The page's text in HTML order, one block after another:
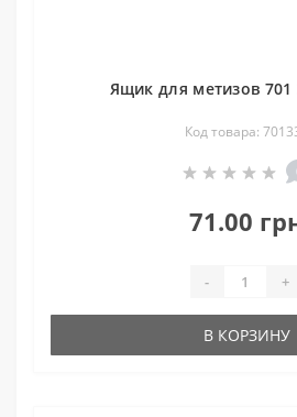
Ящик для метизов
Код товара:
71.00
- +
В КОРЗИНУ